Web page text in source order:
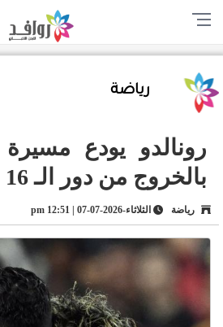
الرئيسية سياسة الخصوصية
رياضة
رونالدو يودع
بالخروج من دور الـ 16 أمام إسبانيا
رياضة الثلاثاء-2026-07-07 | 12:51 pm